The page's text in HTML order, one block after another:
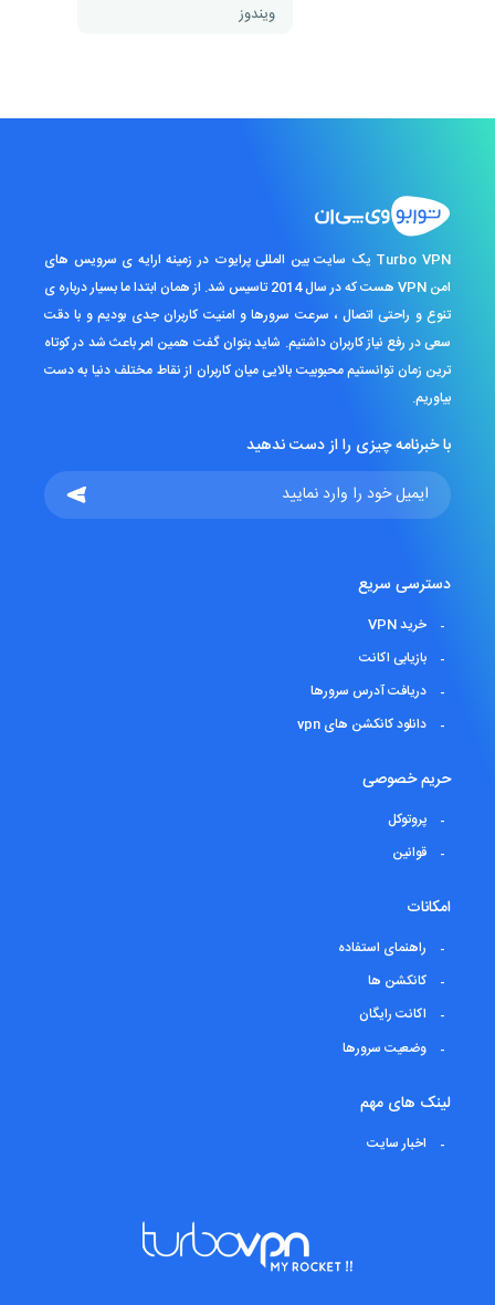
ویندوز
دسترسی سریع
خرید VPN
بازیابی اکانت
دریافت آدرس سرورها
دانلود کانکشن های vpn
حریم خصوصی
پروتوکل
قوانین
امکانات
راهنمای استفاده
کانکشن ها
اکانت رایگان
وضعیت سرورها
لینک های مهم
اخبار سایت
Turbo VPN یک سایت بین المللی پرایوت در زمینه ارایه ی سرویس های
امن VPN هست که در سال 2014 تاسیس شد. از همان ابتدا ما بسیار درباره ی
تنوع و راحتی اتصال ، سرعت سرورها و امنیت کاربران جدی بودیم و با دقت
سعی در رفع نیاز کاربران داشتیم. شاید بتوان گفت همین امر باعث شد در کوتاه
ترین زمان توانستیم محبوبیت بالایی میان کاربران از نقاط مختلف دنیا به دست
بیاوریم.
با خبرنامه چیزی را از دست ندهید